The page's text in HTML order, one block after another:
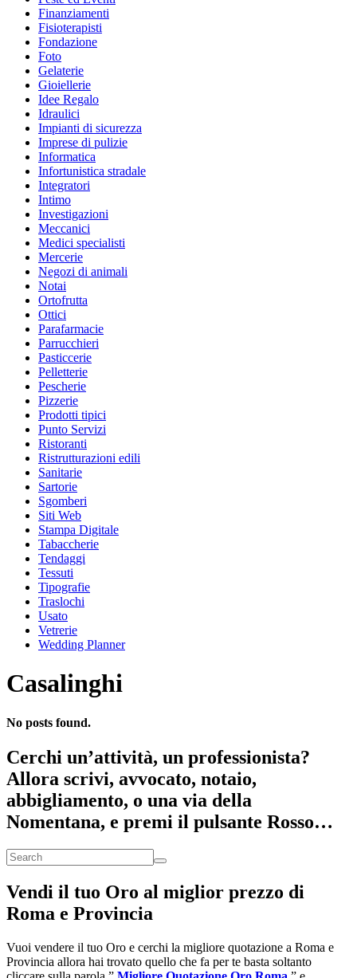
Finanziamenti
Fisioterapisti
Fondazione
Foto
Gelaterie
Gioiellerie
Idee Regalo
Idraulici
Impianti di sicurezza
Imprese di pulizie
Informatica
Infortunistica stradale
Integratori
Intimo
Investigazioni
Meccanici
Medici specialisti
Mercerie
Negozi di animali
Notai
Ortofrutta
Ottici
Parafarmacie
Parrucchieri
Pasticcerie
Pelletterie
Pescherie
Pizzerie
Prodotti tipici
Punto Servizi
Ristoranti
Ristrutturazioni edili
Sanitarie
Sartorie
Sgomberi
Siti Web
Stampa Digitale
Tabaccherie
Tendaggi
Tessuti
Tipografie
Traslochi
Usato
Vetrerie
Wedding Planner
Casalinghi
No posts found.
Cerchi un’attività, un professionista?
Allora scrivi, avvocato, notaio,
abbigliamento, o una via della
Nomentana, e premi il pulsante Rosso…
Vendi il tuo Oro al miglior prezzo di
Roma e Provincia
Vuoi vendere il tuo Oro e cerchi la migliore quotazione a Roma e
Provincia allora hai trovato quello che fa per te basta soltanto